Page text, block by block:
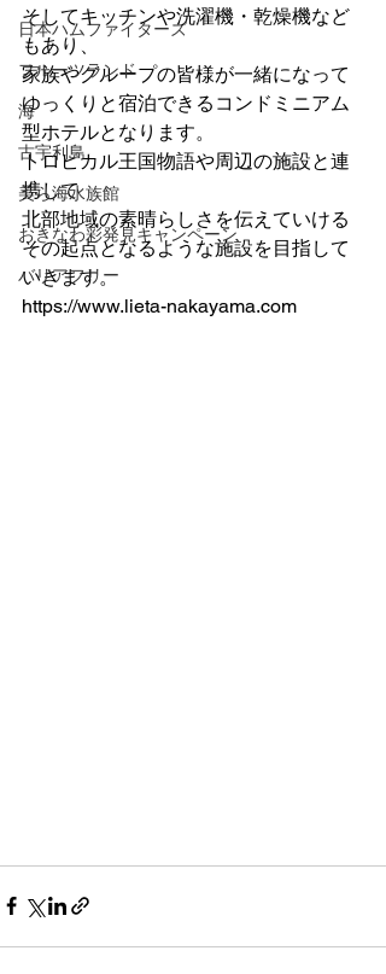
日本ハムファイターズ
フルーツランド
海
古宇利島
美ら海水族館
おきなわ彩発見キャンペーン
バリアフリー
そしてキッチンや洗濯機・乾燥機など
もあり、
家族やグループの皆様が一緒になって
ゆっくりと宿泊できるコンドミニアム
型ホテルとなります。
トロピカル王国物語や周辺の施設と連
携して
北部地域の素晴らしさを伝えていける
その起点となるような施設を目指して
いきます。
https://www.lieta-nakayama.com